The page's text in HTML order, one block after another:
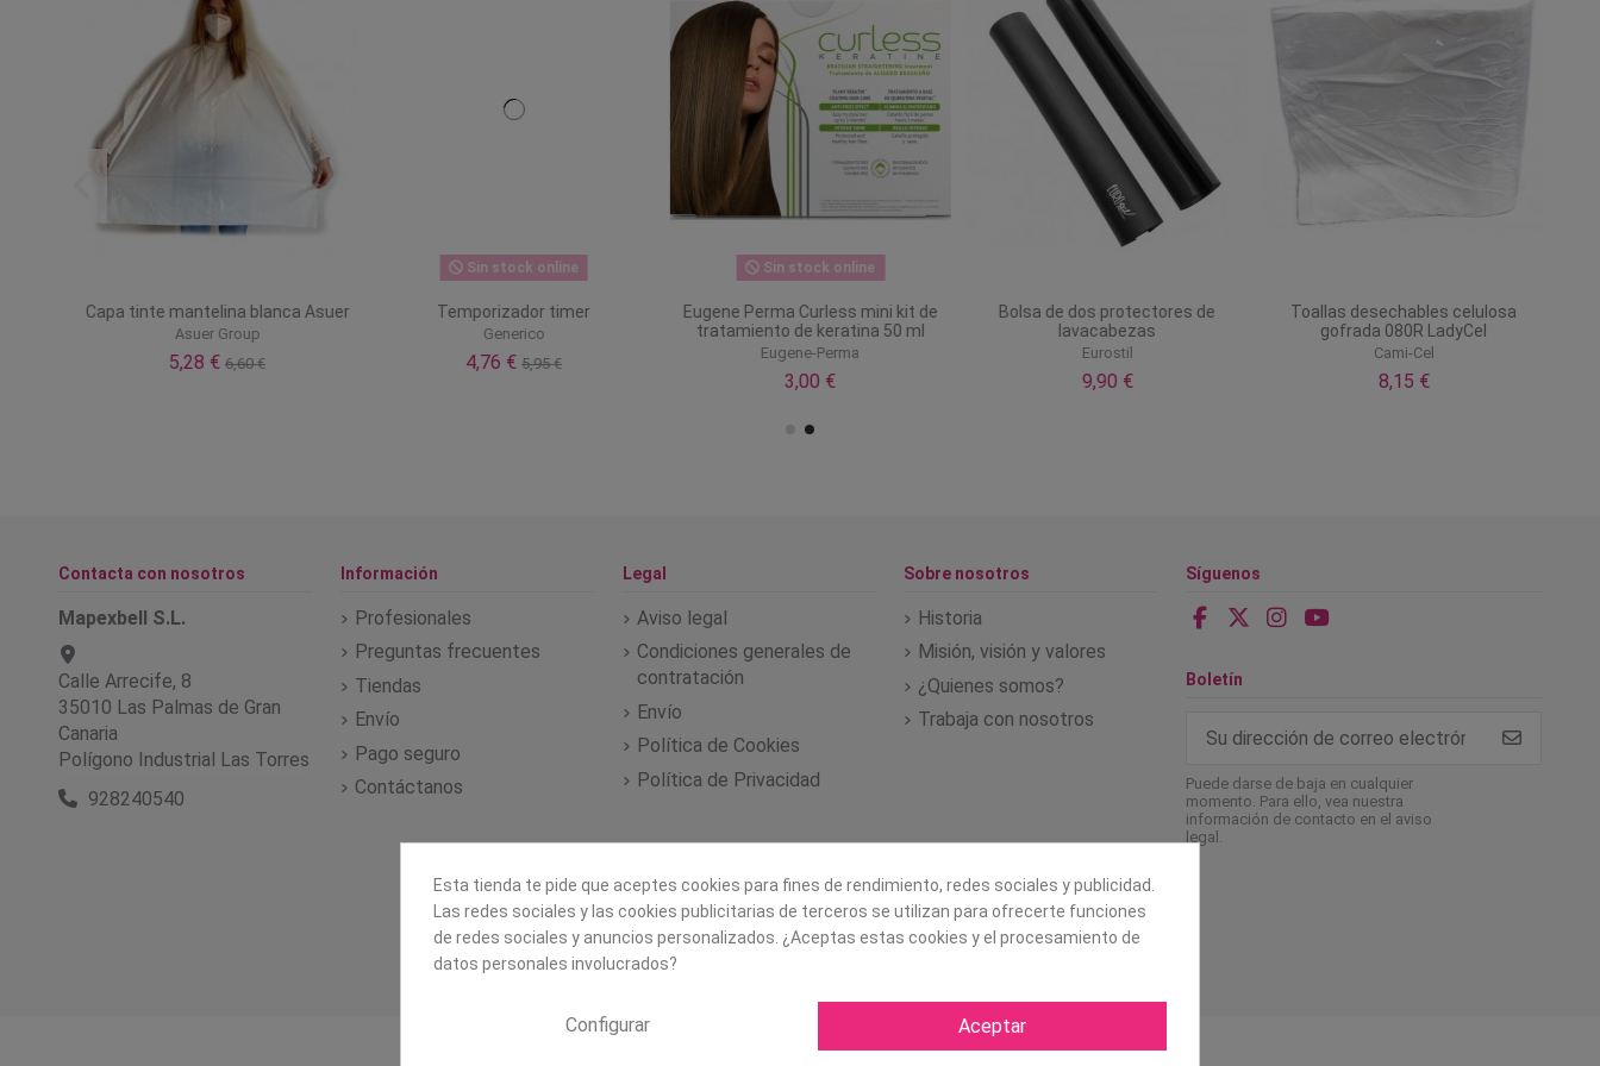
Capa tinte mantelina blanca Asuer
Asuer Group
5,28 €6,60 €
Sin stock online
Temporizador timer
Generico
4,76 €5,95 €
Sin stock online
Eugene Perma Curless mini kit de
tratamiento de keratina 50 ml
Eugene-Perma
3,00 €
Bolsa de dos protectores de
lavacabezas
Eurostil
9,90 €
Toallas desechables celulosa
gofrada 080R LadyCel
Cami-Cel
8,15 €
Contacta con nosotros
Mapexbell S.L.
Calle Arrecife, 8
35010 Las Palmas de Gran
Canaria
Polígono Industrial Las Torres
928240540
Información
Profesionales
Preguntas frecuentes
Tiendas
Envío
Pago seguro
Contáctanos
Legal
Aviso legal
Condiciones generales de
contratación
Envío
Política de Cookies
Política de Privacidad
Sobre nosotros
Historia
Misión, visión y valores
¿Quienes somos?
Trabaja con nosotros
Síguenos
Boletín
Puede darse de baja en cualquier
momento. Para ello, vea nuestra
información de contacto en el aviso
legal.
Esta tienda te pide que aceptes cookies para fines de rendimiento, redes sociales y publicidad.
Las redes sociales y las cookies publicitarias de terceros se utilizan para ofrecerte funciones
de redes sociales y anuncios personalizados. ¿Aceptas estas cookies y el procesamiento de
datos personales involucrados?
Configurar Aceptar